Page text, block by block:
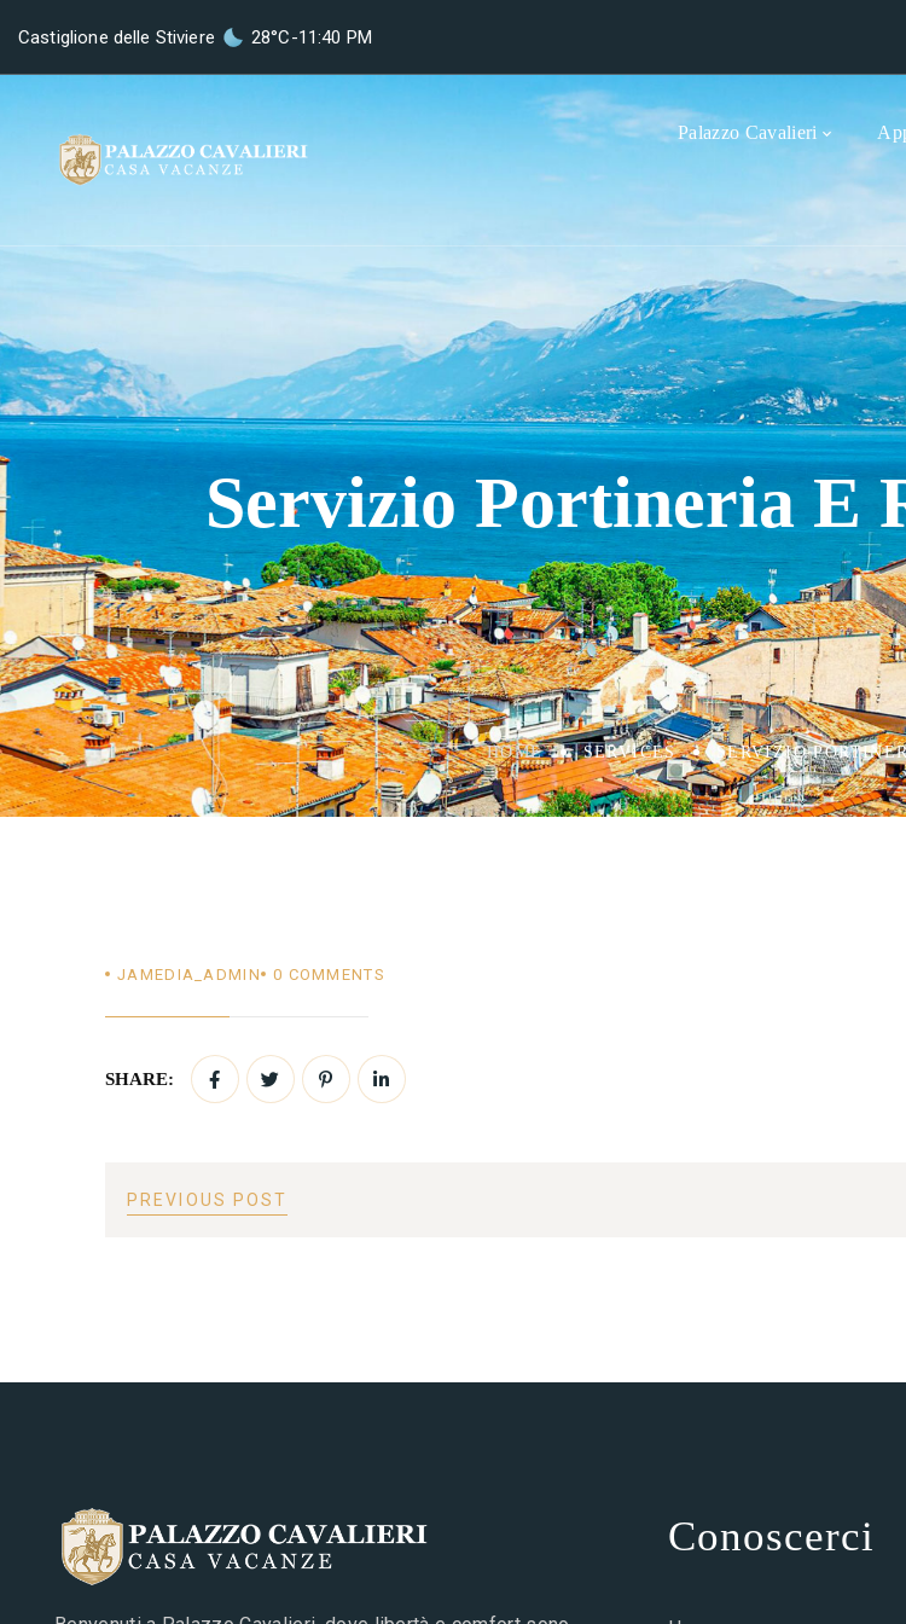
Castiglione delle Stiviere 28°C-11:40 PM
Palazzo Cavalieri
Servizio Portineria E
HOME SERVICES SERVIZIO
JAMEDIA_ADMIN 0 COMMENTS
SHARE:
PREVIOUS POST
Conoscerci